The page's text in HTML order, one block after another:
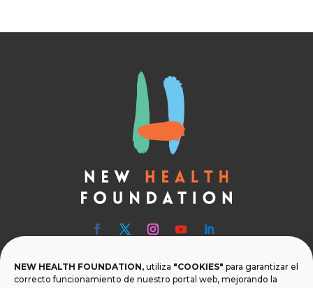
NEW HEALTH FOUNDATION, utiliza "COOKIES" para garantizar el
correcto funcionamiento de nuestro portal web, mejorando la
 Teléfono